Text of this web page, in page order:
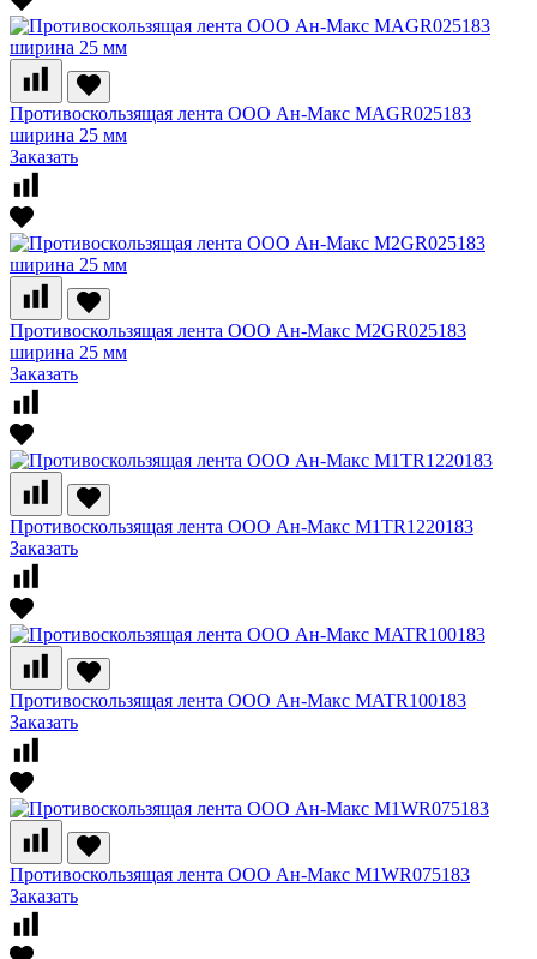
Противоскользящая лента ООО Ан-Макс MAGR025183
ширина 25 мм
Заказать
Противоскользящая лента ООО Ан-Макс M2GR025183
ширина 25 мм
Заказать
Противоскользящая лента ООО Ан-Макс M1TR1220183
Заказать
Противоскользящая лента ООО Ан-Макс MATR100183
Заказать
Противоскользящая лента ООО Ан-Макс M1WR075183
Заказать